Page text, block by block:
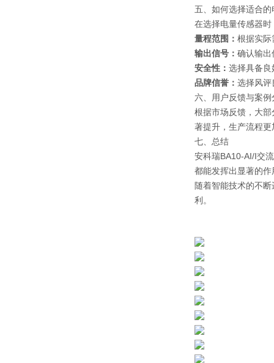
五、如何选择适合
在选择电量传感器
量程范围： 根据实际
输出信号： 确认输出
安全性： 选择具备良
品牌信誉： 选择风评
六、用户反馈与案例
根据市场反馈，大
著提升，生产流程
七、总结
安科瑞BA10-AI/I交
都能发挥出显著的
随着智能技术的不
利。